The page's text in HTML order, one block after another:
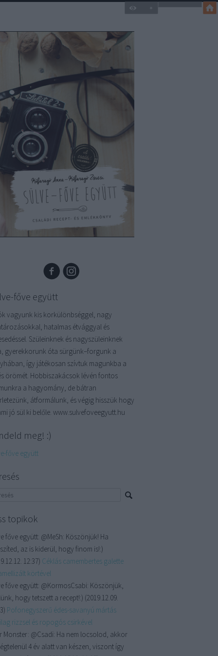
főve együtt
vagyunk kis korkülönbséggel, nagy
hatalmas étvággyal és
Szüleinknek és nagyszüleinknek
gyerekkorunk óta sürgünk–forgunk a
így játékosan szívtuk magunkba a
örömét. Hobbiszakácsok lévén fontos
a hagyomány, de bátran
átformálunk, és végig hisszük hogy
jó sül ki belőle. www.sulvefoveegyutt.hu
meg! :)
főve együtt
topikok
főve együtt: @MeSh: Köszönjük! Ha
az is kiderül, hogy finom is!:)
12:37) Céklás camembertes galette
körtével
főve együtt: @KormosCsabi: Köszönjük,
hogy tetszett a recept!:) (2019.12.09.
) Pofonegyszerű édes-savanyú mártás
rizzsel és ropogós csirkével
Monster: @Csadi: Ha nem locsolod, akkor
4 év alatt van készen, viszont így